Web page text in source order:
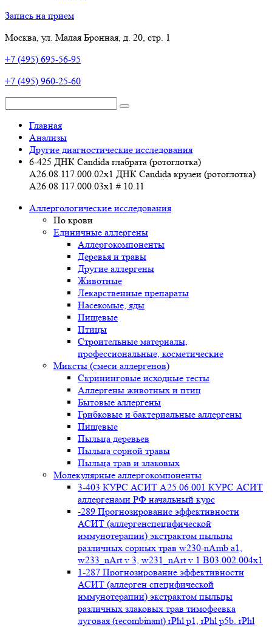
Запись на прием
Москва, ул. Малая Бронная, д. 20, стр. 1
+7 (495) 695-56-95
+7 (495) 960-25-60
Главная
Анализы
Другие диагностические исследования
6-425 ДНК Candida глабрата (ротоглотка)
A26.08.117.000.02x1 ДНК Candida крузеи (ротоглотка)
A26.08.117.000.03x1 # 10.11
Аллергологические исследования
По крови
Единичные аллергены
Аллергокомпоненты
Деревья и травы
Другие аллергены
Животные
Лекарственные препараты
Насекомые, яды
Пищевые
Птицы
Строительные материалы,
профессиональные, косметические
Миксты (смеси аллергенов)
Cкрининговые исходные тесты
Аллергены животных и птиц
Бытовые аллергены
Грибковые и бактериальные аллергены
Пищевые
Пыльца деревьев
Пыльца сорной травы
Пыльца трав и злаковых
Молекулярные аллергокомпоненты
3-403 КУРС АСИТ А25.06.001 КУРС АСИТ
аллергенами РФ начальный курс
-289 Прогнозирование эффективности
АСИТ (аллергенспецифической
иммунотерапии) экстрактом пыльцы
различных сорных трав w230-nAmb a1,
w233_nArt v 3, w231_nArt v 1 В03.002.004x1
1-287 Прогнозирование эффективности
АСИТ (аллерген специфической
иммунотерапии) экстрактом пыльцы
различных злаковых трав тимофеевка
луговая (recombinant) rPhl p1, rPhl p5b. rPhl